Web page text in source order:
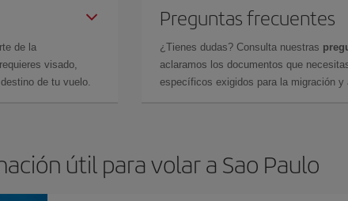
de la
visado,
de tu vuelo.
Preguntas frecuentes
¿Tienes dudas? Consulta nuestras
aclaramos los documentos que
específicos exigidos para la migración y
útil para volar a Sao Paulo